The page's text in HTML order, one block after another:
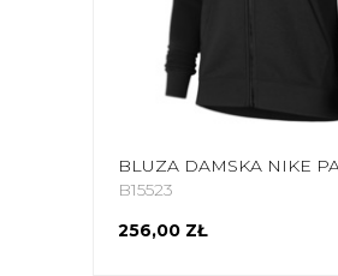
B15523
256,00 ZŁ